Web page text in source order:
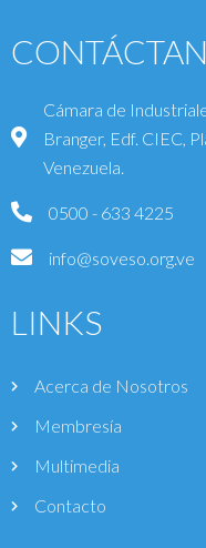
Cámara de
Branger, Edf. CIEC,
Venezuela.
0500 - 633 4225
info@soveso.org.ve
LINKS
Acerca de Nosotros
Membresía
Multimedia
Contacto